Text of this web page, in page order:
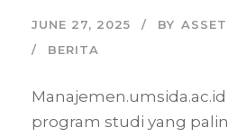
JUNE 27, 2025 BY
BERITA
Manajemen.umsida.ac.id
program studi yang